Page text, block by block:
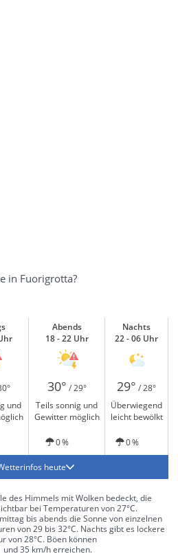
in Fuorigrotta?
Abends
18 - 22 Uhr
Nachts
22 - 06 Uhr
30° / 29° 29° / 28°
und
Teils sonnig und
Gewitter möglich
Überwiegend
leicht bewölkt
0 % 0 %
heute
des Himmels mit Wolken bedeckt, die
bei Temperaturen von 27°C.
bis abends die Sonne von einzelnen
von 29 bis 32°C. Nachts gibt es lockere
von 28°C. Böen können
und 35 km/h erreichen.